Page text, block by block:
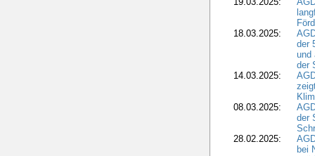
18.03.2025:
der
und
der
14.03.2025:
08.03.2025:
der
28.02.2025:
bei